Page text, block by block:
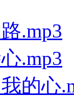
.mp3
.mp3
的心